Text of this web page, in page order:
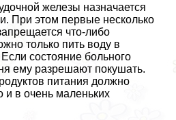
железы назначается
При этом первые несколько
что-либо
только пить воду в
состояние больного
ему разрешают покушать.
питания должно
и в очень маленьких